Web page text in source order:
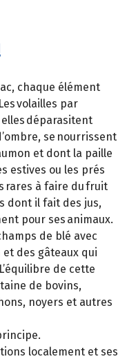
chaque élément
volailles par
déparasitent
se nourrissent
et dont la paille
estives ou les prés
rares à faire du fruit
dont il fait des jus,
pour ses animaux.
de blé avec
des gâteaux qui
de cette
de bovins,
noyers et autres
localement et ses